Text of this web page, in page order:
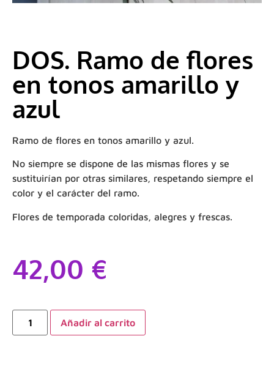
DOS. Ramo de flores
en tonos amarillo y
azul
Ramo de flores en tonos amarillo y azul.
No siempre se dispone de las mismas flores y se
sustituirían por otras similares, respetando siempre el
color y el carácter del ramo.
Flores de temporada coloridas, alegres y frescas.
42,00 €
Añadir al carrito